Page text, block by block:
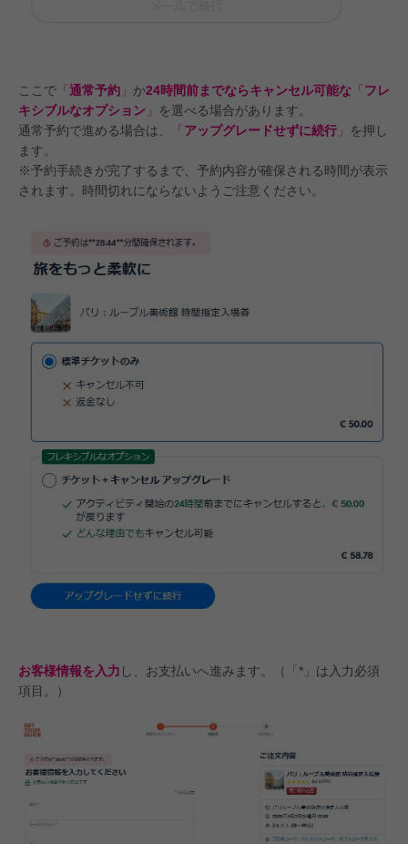
ここで 「 通常予約 」 か24時間前までならキャンセル可能な 「 フレ
キシブルなオプション 」
を選べる場合があります。
通常予約で進める場合は、
「 アップグレードせずに続行 」
を押し
ます。
※予約手続きが完了するまで、予約内容が確保される時間が表示
されます。時間切れにならないようご注意ください。
お客様情報を入力 し、お支払いへ進みます。（「*」は入力必須
項目。）